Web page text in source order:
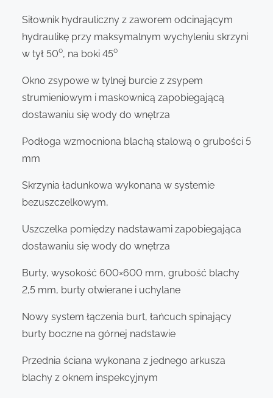
Siłownik hydrauliczny z zaworem odcinającym
hydraulikę przy maksymalnym wychyleniu skrzyni
w tył 50⁰, na boki 45⁰
Okno zsypowe w tylnej burcie z zsypem
strumieniowym i maskownicą zapobiegającą
dostawaniu się wody do wnętrza
Podłoga wzmocniona blachą stalową o grubości 5
mm
Skrzynia ładunkowa wykonana w systemie
bezuszczelkowym,
Uszczelka pomiędzy nadstawami zapobiegająca
dostawaniu się wody do wnętrza
Burty, wysokość 600×600 mm, grubość blachy
2,5 mm, burty otwierane i uchylane
Nowy system łączenia burt, łańcuch spinający
burty boczne na górnej nadstawie
Przednia ściana wykonana z jednego arkusza
blachy z oknem inspekcyjnym